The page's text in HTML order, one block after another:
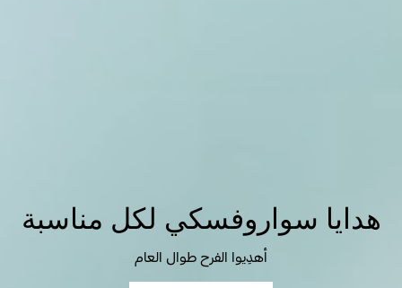
هدايا سواروفسكي لكل مناسبة
أهدِيوا الفرح طوال العام